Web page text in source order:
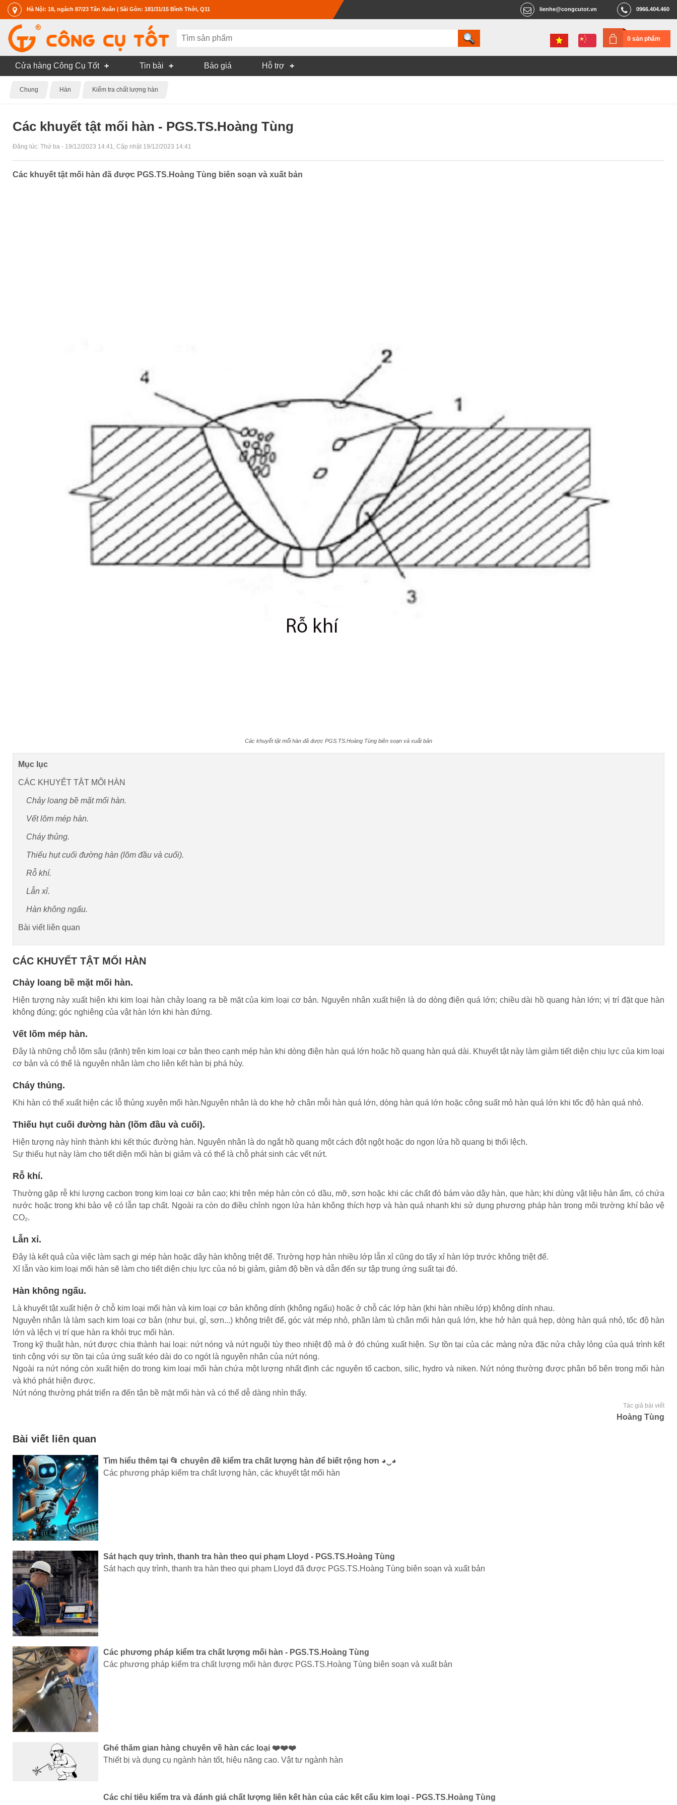
Hà Nội: 18, ngách 87/23 Tân Xuân | Sài Gòn: 181/31/15 Bình Thới, Q11 0966.404.460
lienhe@congcutot.vn
0 sản phẩm
Cửa hàng Công Cụ Tốt Tin bài Báo giá Hỗ trợ
Chung Hàn Kiểm tra chất lượng hàn
Các khuyết tật mối hàn - PGS.TS.Hoàng Tùng
Đăng lúc: Thứ ba - 19/12/2023 14:41 , Cập nhật 19/12/2023 14:41
Các khuyết tật mối hàn đã được PGS.TS.Hoàng Tùng biên soạn và xuất bản
Các khuyết tật mối hàn đã được PGS.TS.Hoàng Tùng biên soạn và xuất bản
Mục lục
CÁC KHUYẾT TẬT MỐI HÀN
Chảy loang bề mặt mối hàn.
Vết lõm mép hàn.
Cháy thủng.
Thiếu hụt cuối đường hàn (lõm đầu và cuối).
Rỗ khí.
Lẫn xỉ.
Hàn không ngấu.
Bài viết liên quan
CÁC KHUYẾT TẬT MỐI HÀN
Chảy loang bề mặt mối hàn.
Hiện tượng này xuất hiện khi kim loại hàn chảy loang ra bề mặt của kim loại cơ bản. Nguyên nhân xuất hiện là do dòng điện quá lớn; chiều dài hồ quang hàn lớn; vị trí đặt que hàn
không đúng; góc nghiêng của vật hàn lớn khi hàn đứng.
Vết lõm mép hàn.
Đây là những chỗ lõm sâu (rãnh) trên kim loại cơ bản theo cạnh mép hàn khi dòng điện hàn quá lớn hoặc hồ quang hàn quá dài. Khuyết tật này làm giảm tiết diện chịu lực của kim loại
cơ bản và có thể là nguyên nhân làm cho liên kết hàn bị phá hủy.
Cháy thủng.
Khi hàn có thể xuất hiện các lỗ thủng xuyên mối hàn.Nguyên nhân là do khe hở chân mỗi hàn quá lớn, dòng hàn quá lớn hoặc công suất mỏ hàn quá lớn khi tốc độ hàn quá nhỏ.
Thiếu hụt cuối đường hàn (lõm đầu và cuối).
Hiện tượng này hình thành khi kết thúc đường hàn. Nguyên nhân là do ngắt hồ quang một cách đột ngột hoặc do ngọn lửa hồ quang bị thổi lệch.
Sự thiếu hụt này làm cho tiết diện mối hàn bị giảm và có thể là chỗ phát sinh các vết nứt.
Rỗ khí.
Thường gặp rễ khi lượng cacbon trong kim loại cơ bản cao; khi trên mép hàn còn có dầu, mỡ, sơn hoặc khi các chất đó bám vào dây hàn, que hàn; khi dùng vật liệu hàn ẩm, có chứa
nước hoặc trong khi bảo vệ có lẫn tạp chất. Ngoài ra còn do điều chỉnh ngọn lửa hàn không thích hợp và hàn quá nhanh khi sử dụng phương pháp hàn trong môi trường khí bảo vệ
CO₂.
Lẫn xỉ.
Đây là kết quả của việc làm sạch gi mép hàn hoặc dây hàn không triệt để. Trường hợp hàn nhiều lớp lẫn xỉ cũng do tẩy xỉ hàn lớp trước không triệt để.
Xỉ lẫn vào kim loại mối hàn sẽ làm cho tiết diện chịu lực của nó bị giảm, giảm độ bền và dẫn đến sự tập trung ứng suất tại đó.
Hàn không ngấu.
Là khuyết tật xuất hiện ở chỗ kim loại mối hàn và kim loại cơ bản không dính (không ngấu) hoặc ở chỗ các lớp hàn (khi hàn nhiều lớp) không dính nhau.
Nguyên nhân là làm sạch kim loại cơ bản (như bụi, gỉ, sơn...) không triệt để, góc vát mép nhỏ, phần làm tù chân mối hàn quá lớn, khe hở hàn quá hẹp, dòng hàn quá nhỏ, tốc độ hàn
lớn và lệch vị trí que hàn ra khỏi trục mối hàn.
Trong kỹ thuật hàn, nứt được chia thành hai loại: nứt nóng và nứt nguội tùy theo nhiệt độ mà ở đó chúng xuất hiện. Sự tồn tại của các màng nửa đặc nửa chảy lỏng của quá trình kết
tinh cộng với sự tồn tại của ứng suất kéo dài do co ngót là nguyên nhân của nứt nóng.
Ngoài ra nứt nóng còn xuất hiện do trong kim loại mối hàn chứa một lượng nhất định các nguyên tố cacbon, silic, hydro và niken. Nứt nóng thường được phân bố bên trong mối hàn
và khó phát hiện được.
Nứt nóng thường phát triển ra đến tận bề mặt mối hàn và có thể dễ dàng nhìn thấy.
Tác giả bài viết
Hoàng Tùng
Bài viết liên quan
Tìm hiểu thêm tại 📂 chuyên đề kiểm tra chất lượng hàn để biết rộng hơn ◕‿◕
Các phương pháp kiểm tra chất lượng hàn, các khuyết tật mối hàn
Sát hạch quy trình, thanh tra hàn theo qui phạm Lloyd - PGS.TS.Hoàng Tùng
Sát hạch quy trình, thanh tra hàn theo qui phạm Lloyd đã được PGS.TS.Hoàng Tùng biên soạn và xuất bản
Các phương pháp kiểm tra chất lượng mối hàn - PGS.TS.Hoàng Tùng
Các phương pháp kiểm tra chất lượng mối hàn được PGS.TS.Hoàng Tùng biên soạn và xuất bản
Ghé thăm gian hàng chuyên về hàn các loại ❤️❤️❤️
Thiết bị và dụng cụ ngành hàn tốt, hiệu năng cao. Vật tư ngành hàn
Các chỉ tiêu kiểm tra và đánh giá chất lượng liên kết hàn của các kết cấu kim loại - PGS.TS.Hoàng Tùng